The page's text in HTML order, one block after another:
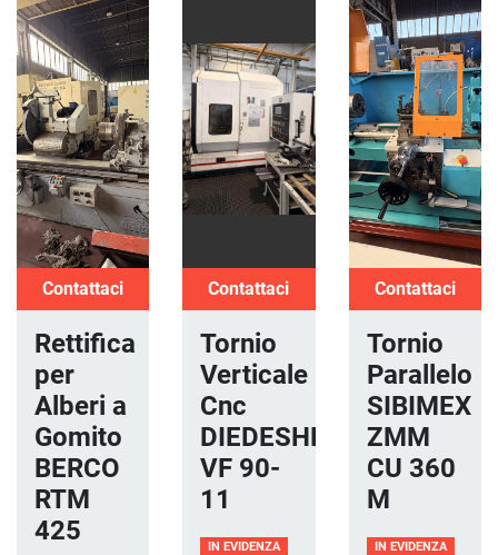
Contattaci
Rettifica
per
Alberi a
Gomito
BERCO
RTM
425
Contattaci
Tornio
Verticale
Cnc
DIEDESHEIM
VF 90-
11
IN EVIDENZA
Contattaci
Tornio
Parallelo
SIBIMEX
ZMM
CU 360
M
IN EVIDENZA